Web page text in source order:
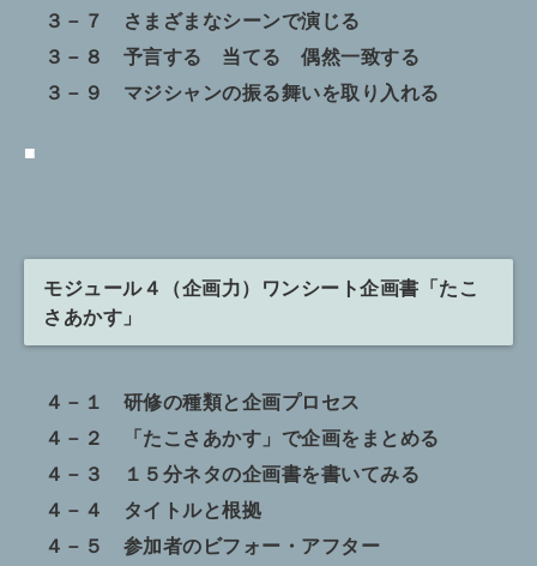
３－７ さまざまなシーンで演じる
３－８ 予言する 当てる 偶然一致する
３－９ マジシャンの振る舞いを取り入れる
■
モジュール４（企画力）ワンシート企画書「たこ
さあかす」
４－１ 研修の種類と企画プロセス
４－２ 「たこさあかす」で企画をまとめる
４－３ １５分ネタの企画書を書いてみる
４－４ タイトルと根拠
４－５ 参加者のビフォー・アフター